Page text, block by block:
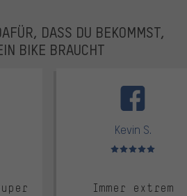
DASS DU BEKOMMST,
BIKE BRAUCHT
5
Kevin S.
Bewertungen: 5 von 5
Immer extrem